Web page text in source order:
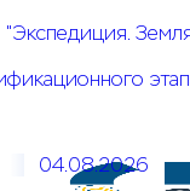
04.08.2026